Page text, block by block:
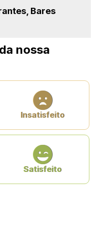
Bares
nossa
Insatisfeito
Satisfeito